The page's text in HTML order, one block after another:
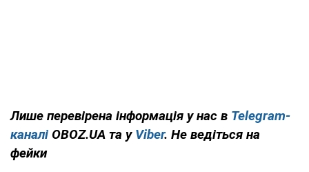
Лише перевірена інформація у нас в Telegram-
каналі OBOZ.UA та у Viber. Не ведіться на
фейки